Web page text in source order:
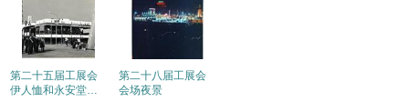
第二十五届工展会
伊人恤和永安堂摊
第二十八届工展会
会场夜景